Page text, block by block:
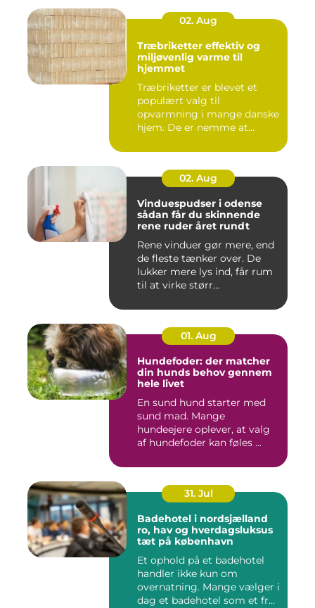
02. Aug
Træbriketter effektiv og
miljøvenlig varme til
hjemmet
Træbriketter er blevet et
populært valg til
opvarmning i mange danske
hjem. De er nemme at
02. Aug
Vinduespudser i odense
sådan får du skinnende
rene ruder året rundt
Rene vinduer gør mere, end
de fleste tænker over. De
lukker mere lys ind, får rum
til at virke størr...
01. Aug
Hundefoder: der matcher
din hunds behov gennem
hele livet
En sund hund starter med
sund mad. Mange
hundeejere oplever, at valg
af hundefoder kan føles ...
31. Jul
Badehotel i nordsjælland
ro, hav og hverdagsluksus
tæt på københavn
Et ophold på et badehotel
handler ikke kun om
overnatning. Mange vælger i
dag et badehotel som et fr...